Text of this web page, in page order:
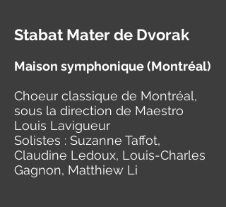
Stabat Mater de Dvorak
Maison symphonique (Montréal)
Choeur classique de Montréal,
sous la direction de Maestro
Louis Lavigueur
Solistes : Suzanne Taffot,
Claudine Ledoux, Louis-Charles
Gagnon, Matthiew Li